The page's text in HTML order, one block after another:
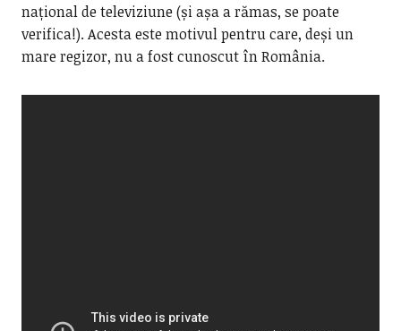
național de televiziune (și așa a rămas, se poate
verifica!). Acesta este motivul pentru care, deși un
mare regizor, nu a fost cunoscut în România.